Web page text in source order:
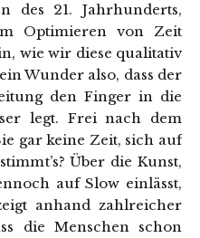
des 21. Jahrhunderts,
Optimieren von Zeit
wie wir diese qualitativ
Wunder also, dass der
den Finger in die
legt. Frei nach dem
gar keine Zeit, sich auf
Über die Kunst,
auf Slow einlässt,
anhand zahlreicher
die Menschen schon